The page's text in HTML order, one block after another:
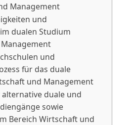
Management
und
dualen Studium
und
für das duale
und Management
duale und
sowie
Bereich Wirtschaft und